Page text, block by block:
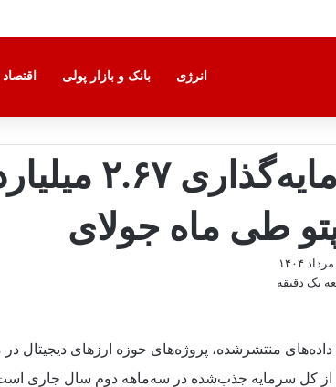
انرژی بانک و بازار پولی
طی ماه جولای
یک دقیقه
از کل سرمایه جذب‌شده در سه‌ماهه دوم سال جاری